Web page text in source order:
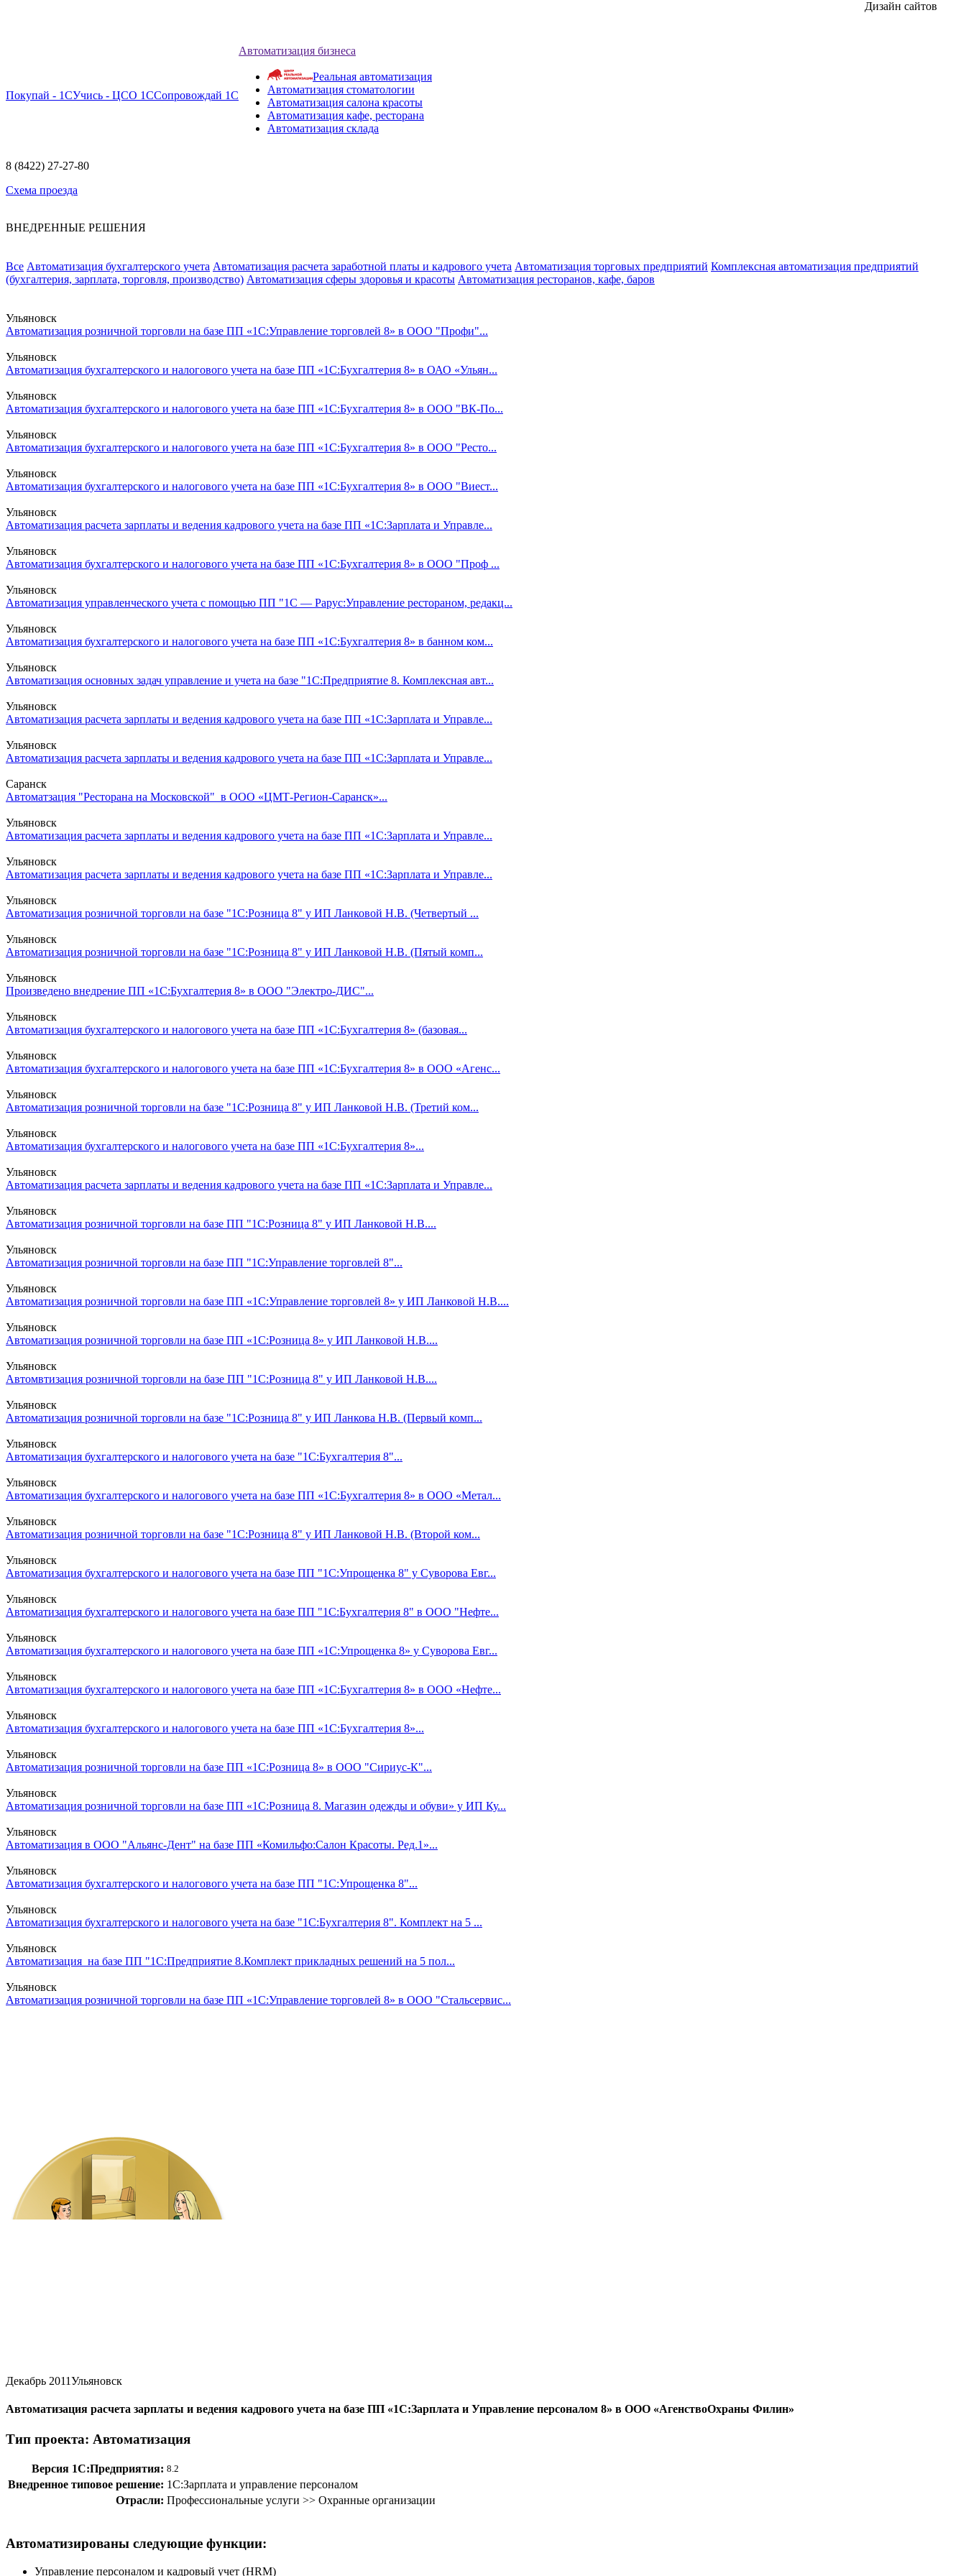
Покупай - 1СУчись - ЦСО 1ССопровождай 1С
Автоматизация бизнеса
Реальная автоматизация
Автоматизация стоматологии
Автоматизация салона красоты
Автоматизация кафе, ресторана
Автоматизация склада
8 (8422) 27-27-80
Схема проезда
ВНЕДРЕННЫЕ РЕШЕНИЯ
Все Автоматизация бухгалтерского учета Автоматизация расчета заработной платы и кадрового учета Автоматизация торговых предприятий Комплексная автоматизация предприятий
(бухгалтерия, зарплата, торговля, производство) Автоматизация сферы здоровья и красоты Автоматизация ресторанов, кафе, баров
Ульяновск
Автоматизация розничной торговли на базе ПП «1С:Управление торговлей 8» в ООО "Профи"...
Ульяновск
Автоматизация бухгалтерского и налогового учета на базе ПП «1С:Бухгалтерия 8» в ОАО «Ульян...
Ульяновск
Автоматизация бухгалтерского и налогового учета на базе ПП «1С:Бухгалтерия 8» в ООО "ВК-По...
Ульяновск
Автоматизация бухгалтерского и налогового учета на базе ПП «1С:Бухгалтерия 8» в ООО "Ресто...
Ульяновск
Автоматизация бухгалтерского и налогового учета на базе ПП «1С:Бухгалтерия 8» в ООО "Виест...
Ульяновск
Автоматизация расчета зарплаты и ведения кадрового учета на базе ПП «1С:Зарплата и Управле...
Ульяновск
Автоматизация бухгалтерского и налогового учета на базе ПП «1С:Бухгалтерия 8» в ООО "Проф ...
Ульяновск
Автоматизация управленческого учета с помощью ПП "1С — Рарус:Управление рестораном, редакц...
Ульяновск
Автоматизация бухгалтерского и налогового учета на базе ПП «1С:Бухгалтерия 8» в банном ком...
Ульяновск
Автоматизация основных задач управление и учета на базе "1С:Предприятие 8. Комплексная авт...
Ульяновск
Автоматизация расчета зарплаты и ведения кадрового учета на базе ПП «1С:Зарплата и Управле...
Ульяновск
Автоматизация расчета зарплаты и ведения кадрового учета на базе ПП «1С:Зарплата и Управле...
Саранск
Автоматзация "Ресторана на Московской" в ООО «ЦМТ-Регион-Саранск»...
Ульяновск
Автоматизация расчета зарплаты и ведения кадрового учета на базе ПП «1С:Зарплата и Управле...
Ульяновск
Автоматизация расчета зарплаты и ведения кадрового учета на базе ПП «1С:Зарплата и Управле...
Ульяновск
Автоматизация розничной торговли на базе "1С:Розница 8" у ИП Ланковой Н.В. (Четвертый ...
Ульяновск
Автоматизация розничной торговли на базе "1С:Розница 8" у ИП Ланковой Н.В. (Пятый комп...
Ульяновск
Произведено внедрение ПП «1С:Бухгалтерия 8» в ООО "Электро-ДИС"...
Ульяновск
Автоматизация бухгалтерского и налогового учета на базе ПП «1С:Бухгалтерия 8» (базовая...
Ульяновск
Автоматизация бухгалтерского и налогового учета на базе ПП «1С:Бухгалтерия 8» в ООО «Агенс...
Ульяновск
Автоматизация розничной торговли на базе "1С:Розница 8" у ИП Ланковой Н.В. (Третий ком...
Ульяновск
Автоматизация бухгалтерского и налогового учета на базе ПП «1С:Бухгалтерия 8»...
Ульяновск
Автоматизация расчета зарплаты и ведения кадрового учета на базе ПП «1С:Зарплата и Управле...
Ульяновск
Автоматизация розничной торговли на базе ПП "1С:Розница 8" у ИП Ланковой Н.В....
Ульяновск
Автоматизация розничной торговли на базе ПП "1С:Управление торговлей 8"...
Ульяновск
Автоматизация розничной торговли на базе ПП «1С:Управление торговлей 8» у ИП Ланковой Н.В....
Ульяновск
Автоматизация розничной торговли на базе ПП «1С:Розница 8» у ИП Ланковой Н.В....
Ульяновск
Автомвтизация розничной торговли на базе ПП "1С:Розница 8" у ИП Ланковой Н.В....
Ульяновск
Автоматизация розничной торговли на базе "1С:Розница 8" у ИП Ланкова Н.В. (Первый комп...
Ульяновск
Автоматизация бухгалтерского и налогового учета на базе "1С:Бухгалтерия 8"...
Ульяновск
Автоматизация бухгалтерского и налогового учета на базе ПП «1С:Бухгалтерия 8» в ООО «Метал...
Ульяновск
Автоматизация розничной торговли на базе "1С:Розница 8" у ИП Ланковой Н.В. (Второй ком...
Ульяновск
Автоматизация бухгалтерского и налогового учета на базе ПП "1С:Упрощенка 8" у Суворова Евг...
Ульяновск
Автоматизация бухгалтерского и налогового учета на базе ПП "1С:Бухгалтерия 8" в ООО "Нефте...
Ульяновск
Автоматизация бухгалтерского и налогового учета на базе ПП «1С:Упрощенка 8» у Суворова Евг...
Ульяновск
Автоматизация бухгалтерского и налогового учета на базе ПП «1С:Бухгалтерия 8» в ООО «Нефте...
Ульяновск
Автоматизация бухгалтерского и налогового учета на базе ПП «1С:Бухгалтерия 8»...
Ульяновск
Автоматизация розничной торговли на базе ПП «1С:Розница 8» в ООО "Сириус-К"...
Ульяновск
Автоматизация розничной торговли на базе ПП «1С:Розница 8. Магазин одежды и обуви» у ИП Ку...
Ульяновск
Автоматизация в ООО "Альянс-Дент" на базе ПП «Комильфо:Салон Красоты. Ред.1»...
Ульяновск
Автоматизация бухгалтерского и налогового учета на базе ПП "1С:Упрощенка 8"...
Ульяновск
Автоматизация бухгалтерского и налогового учета на базе "1С:Бухгалтерия 8". Комплект на 5 ...
Ульяновск
Автоматизация на базе ПП "1С:Предприятие 8.Комплект прикладных решений на 5 пол...
Ульяновск
Автоматизация розничной торговли на базе ПП «1С:Управление торговлей 8» в ООО "Стальсервис...
Декабрь 2011Ульяновск
Автоматизация расчета зарплаты и ведения кадрового учета на базе ПП «1С:Зарплата и Управление персоналом 8» в ООО «АгенствоОхраны Филин»
Тип проекта: Автоматизация
Версия 1С:Предприятия: 8.2
Внедренное типовое решение: 1С:Зарплата и управление персоналом
Отрасли: Профессиональные услуги >> Охранные организации
Автоматизированы следующие функции:
Управление персоналом и кадровый учет (HRM)
Дизайн сайтов